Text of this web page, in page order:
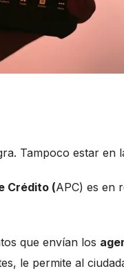
Tampoco estar en
Crédito (APC) es en
que envían los
le permite al